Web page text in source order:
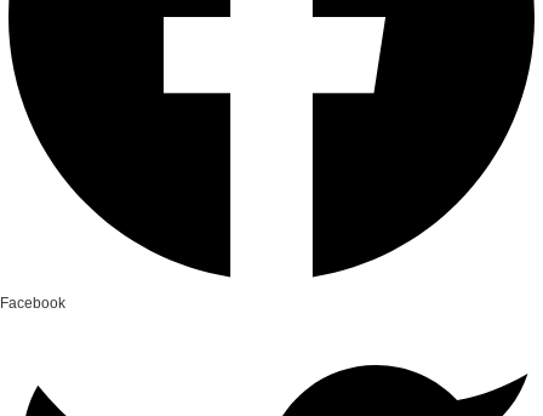
Facebook